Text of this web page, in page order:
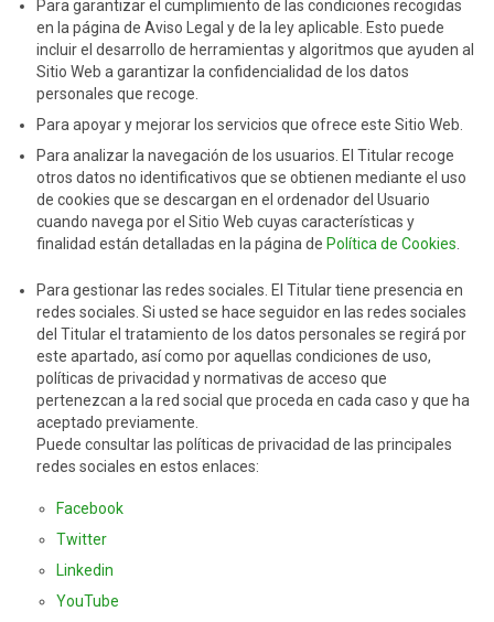
Para garantizar el cumplimiento de las condiciones recogidas
en la página de Aviso Legal y de la ley aplicable. Esto puede
incluir el desarrollo de herramientas y algoritmos que ayuden al
Sitio Web a garantizar la confidencialidad de los datos
personales que recoge.
Para apoyar y mejorar los servicios que ofrece este Sitio Web.
Para analizar la navegación de los usuarios. El Titular recoge
otros datos no identificativos que se obtienen mediante el uso
de cookies que se descargan en el ordenador del Usuario
cuando navega por el Sitio Web cuyas características y
finalidad están detalladas en la página de Política de Cookies
Para gestionar las redes sociales. El Titular tiene presencia en
redes sociales. Si usted se hace seguidor en las redes sociales
del Titular el tratamiento de los datos personales se regirá por
este apartado, así como por aquellas condiciones de uso,
políticas de privacidad y normativas de acceso que
pertenezcan a la red social que proceda en cada caso y que ha
aceptado previamente.
Puede consultar las políticas de privacidad de las principales
redes sociales en estos enlaces:
Facebook
Twitter
Linkedin
YouTube